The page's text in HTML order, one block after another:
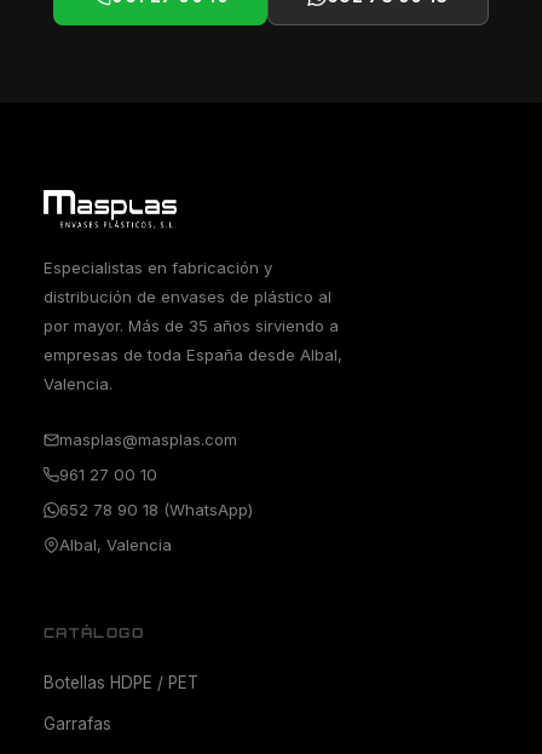
Especialistas en fabricación y
distribución de envases de plástico al
por mayor. Más de 35 años sirviendo a
empresas de toda España desde Albal,
Valencia.
masplas@masplas.com
961 27 00 10
652 78 90 18 (WhatsApp)
Albal, Valencia
CATÁLOGO
Botellas HDPE / PET
Garrafas